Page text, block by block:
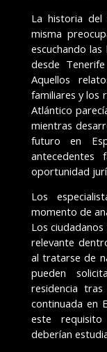
La historia
misma
escuchando
desde
Aquellos
familiares y los
Atlántico
mientras
futuro en
antecedentes
oportunidad
Los
momento de
Los
relevante
al tratarse de
pueden
residencia
continuada en
este
deberían